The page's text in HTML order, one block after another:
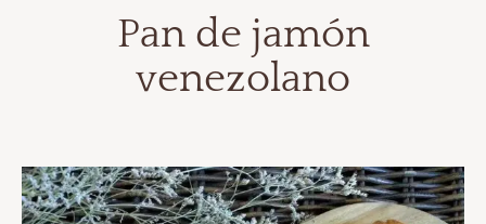
Pan de jamón
venezolano